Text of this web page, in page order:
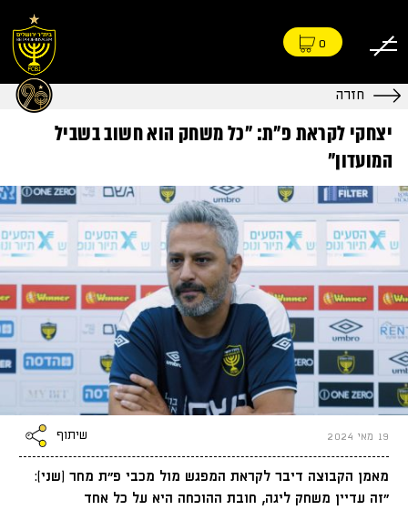
0
חזרה
יצחקי לקראת פ״ת: ״כל משחק הוא חשוב בשביל
המועדון״
19 מאי 2024 שיתוף
מאמן הקבוצה דיבר לקראת המפגש מול מכבי פ״ת מחר (שני):
״זה עדיין משחק ליגה, חובת ההוכחה היא על כל אחד